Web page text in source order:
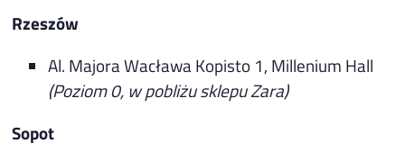
Rzeszów
Al. Majora Wacława Kopisto 1, Millenium Hall
(Poziom 0, w pobliżu sklepu Zara)
Sopot